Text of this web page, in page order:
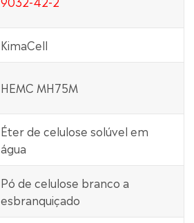
KimaCell
HEMC MH75M
Éter de celulose solúvel em
água
Pó de celulose branco a
esbranquiçado